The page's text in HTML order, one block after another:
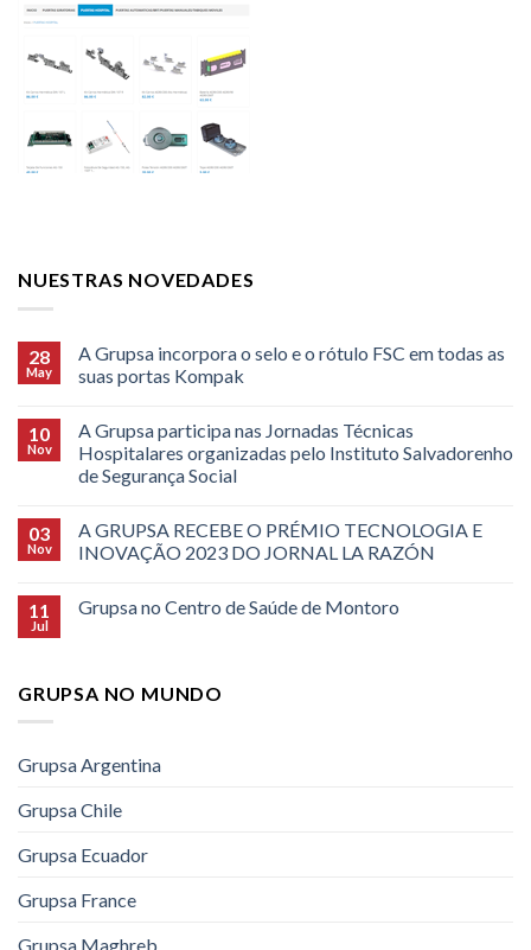
NUESTRAS NOVEDADES
28
May
A Grupsa incorpora o selo e o rótulo FSC em todas as
suas portas Kompak
10
Nov
A Grupsa participa nas Jornadas Técnicas
Hospitalares organizadas pelo Instituto Salvadorenho
de Segurança Social
03
Nov
A GRUPSA RECEBE O PRÉMIO TECNOLOGIA E
INOVAÇÃO 2023 DO JORNAL LA RAZÓN
11
Jul
Grupsa no Centro de Saúde de Montoro
GRUPSA NO MUNDO
Grupsa Argentina
Grupsa Chile
Grupsa Ecuador
Grupsa France
Grupsa Maghreb